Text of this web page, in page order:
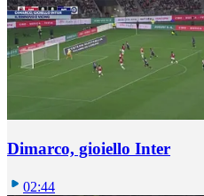
Dimarco, gioiello Inter
02:44